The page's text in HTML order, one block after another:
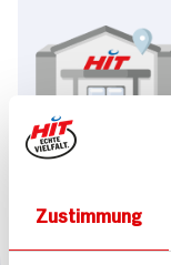
Zustimmung